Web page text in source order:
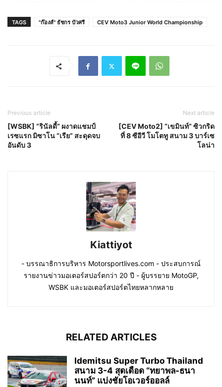
TAGS "ก๊องส์" ธัชกร บัวศรี CEV Moto3 Junior World Championship
Previous article
[WSBK] “รินัลดี้” ผงาดแชมป์
เรซแรก มิซาโน “เรีย” สะดุดจบ
อันดับ 3
Next article
[CEV Moto2] “เขมินท์” ซิวกริด
ที่ 8 ซีอีวี โมโตทู สนาม 3 บาร์เซ
โลน่า
Kiattiyot
- บรรณาธิการบริหาร Motorsportlives.com - ประสบการณ์
รายงานข่าวมอเตอร์สปอร์ตกว่า 20 ปี - ผู้บรรยาย MotoGP,
WSBK และมอเตอร์สปอร์ตไทยหลากหลาย
RELATED ARTICLES
Idemitsu Super Turbo Thailand
สนาม 3-4 สุดเดือด “ทยาพล-ธนา
นนท์” แบ่งชัยโอเวอร์ออลล์